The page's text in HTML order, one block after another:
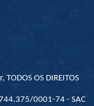
OS DIREITOS
0001-74 - SAC